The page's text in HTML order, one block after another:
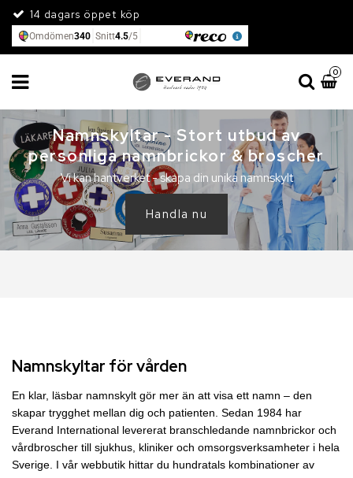
14 dagars öppet köp
0
Namnskyltar - Stort utbud av
personliga namnbrickor & broscher
Vi kan hantverket - skapa din unika namnskylt
Handla nu
Namnskyltar för vården
En klar, läsbar namnskylt gör mer än att visa ett namn – den
skapar trygghet mellan dig och patienten. Sedan 1984 har
Everand International levererat branschledande namnbrickor och
vårdbroscher till sjukhus, kliniker och omsorgsverksamheter i hela
Sverige. I vår webbutik hittar du hundratals kombinationer av